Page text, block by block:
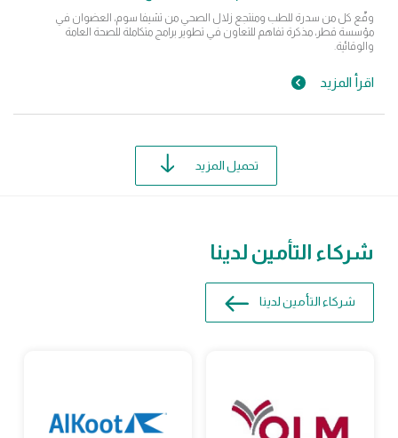
وقّع كل من سدرة للطب ومنتجع زلال الصحي من تشيفا سوم، العضوان في
مؤسسة قطر، مذكرة تفاهم للتعاون في تطوير برامج متكاملة للصحة العامة
والوقائية.
اقرأ المزيد
تحميل المزيد
شركاء التأمين لدينا
شركاء التأمين لدينا